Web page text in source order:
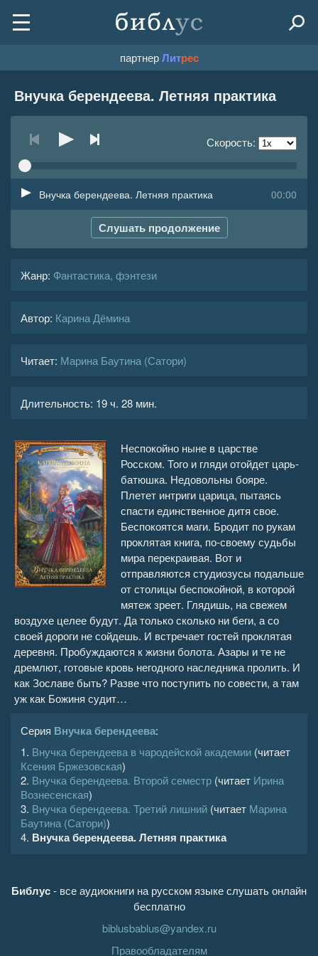
партнерЛитрес
Внучка берендеева. Летняя практика
Скорость:
00:00
Внучка берендеева. Летняя практика
Слушать продолжение
Жанр: Фантастика, фэнтези
Автор: Карина Дёмина
Читает: Марина Баутина (Сатори)
Длительность: 19 ч. 28 мин.
Неспокойно ныне в царстве
Росском. Того и гляди отойдет царь-
батюшка. Недовольны бояре.
Плетет интриги царица, пытаясь
спасти единственное дитя свое.
Беспокоятся маги. Бродит по рукам
проклятая книга, по-своему судьбы
мира перекраивая. Вот и
отправляются студиозусы подальше
от столицы беспокойной, в которой
мятеж зреет. Глядишь, на свежем
воздухе целее будут. Да только сколько ни беги, а со
своей дороги не сойдешь. И встречает гостей проклятая
деревня. Пробуждаются к жизни болота. Азары и те не
дремлют, готовые кровь негодного наследника пролить. И
как Зославе быть? Разве что поступить по совести, а там
уж как Божиня судит…
Серия Внучка берендеева:
1. Внучка берендеева в чародейской академии (читает
Ксения Бржезовская)
2. Внучка берендеева. Второй семестр (читает Ирина
Вознесенская)
3. Внучка берендеева. Третий лишний (читает Марина
Баутина (Сатори))
4. Внучка берендеева. Летняя практика
Библус- все аудиокниги на русском языке слушать онлайн
бесплатно
biblusbablus@yandex.ru
Правообладателям